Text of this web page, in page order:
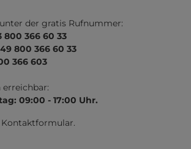
der gratis Rufnummer:
800 366 60 33
800 366 60 33
366 603
09:00 - 17:00 Uhr.
Kontaktformular.